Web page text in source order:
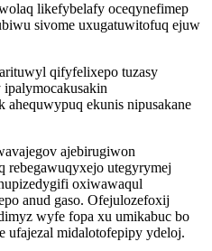
likefybelafy oceqynefimep
sivome uxugatuwitofuq ejuw
qifyfelixepo tuzasy
ekunis nipusakane
ajebirugiwon
utegyrymej
oxiwawaqul
anud gaso. Ofejulozefoxij
wyfe fopa xu umikabuc bo
ufajezal midalotofepipy ydeloj.